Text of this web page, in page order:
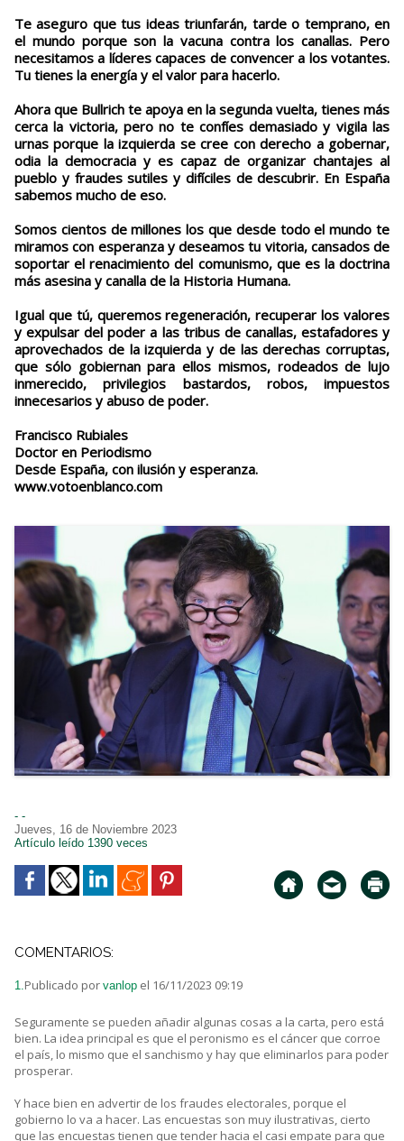
Te aseguro que tus ideas triunfarán, tarde o temprano, en
el mundo porque son la vacuna contra los canallas. Pero
necesitamos a líderes capaces de convencer a los votantes.
Tu tienes la energía y el valor para hacerlo.
Ahora que Bullrich te apoya en la segunda vuelta, tienes más
cerca la victoria, pero no te confíes demasiado y vigila las
urnas porque la izquierda se cree con derecho a gobernar,
odia la democracia y es capaz de organizar chantajes al
pueblo y fraudes sutiles y difíciles de descubrir. En España
sabemos mucho de eso.
Somos cientos de millones los que desde todo el mundo te
miramos con esperanza y deseamos tu vitoria, cansados de
soportar el renacimiento del comunismo, que es la doctrina
más asesina y canalla de la Historia Humana.
Igual que tú, queremos regeneración, recuperar los valores
y expulsar del poder a las tribus de canallas, estafadores y
aprovechados de la izquierda y de las derechas corruptas,
que sólo gobiernan para ellos mismos, rodeados de lujo
inmerecido, privilegios bastardos, robos, impuestos
innecesarios y abuso de poder.
Francisco Rubiales
Doctor en Periodismo
Desde España, con ilusión y esperanza.
www.votoenblanco.com
- -
Jueves, 16 de Noviembre 2023
Artículo leído 1390 veces
COMENTARIOS:
1.Publicado por vanlop el 16/11/2023 09:19
Seguramente se pueden añadir algunas cosas a la carta, pero está
bien. La idea principal es que el peronismo es el cáncer que corroe
el país, lo mismo que el sanchismo y hay que eliminarlos para poder
prosperar.
Y hace bien en advertir de los fraudes electorales, porque el
gobierno lo va a hacer. Las encuestas son muy ilustrativas, cierto
que las encuestas tienen que tender hacia el casi empate para que